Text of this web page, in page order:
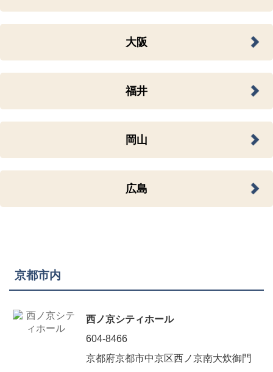
大阪
福井
岡山
広島
京都市内
西ノ京シティホール
604-8466
京都府京都市中京区西ノ京南大炊御門